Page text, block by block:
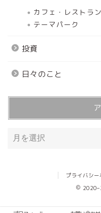
カフェ・レストラン
テーマパーク
投資
日々のこと
プライバシー